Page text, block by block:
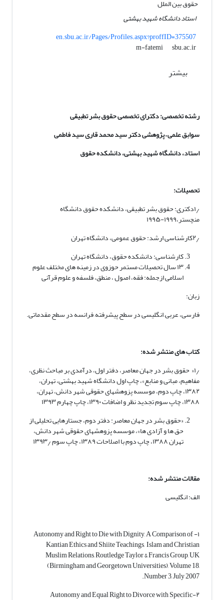
حقوق بین الملل
استاد دانشگاه شهید بهشتی
en.sbu.ac.ir/Pages/Profiles.aspx?proffID=375507
m-fatemi
sbu.ac.ir
بیشتر
رشته تخصصی: دکترای تخصصی حقوق بشر تطبیقی
سوابق علمی – پژوهشی دکتر سید محمد قاری سید فاطمی
استاد، دانشگاه شهید بهشتی، دانشکده حقوق
تحصیلات:
۱٫دکتری: حقوق بشر تطبیقی، دانشکده حقوق دانشگاه
منچستر،۱۹۹۹-۱۹۹۵
۲٫کارشناسی ارشد: حقوق عمومی، دانشگاه تهران
کارشناسی: دانشکده حقوق، دانشگاه تهران
۱۳ سال تحصیلات مستمر حوزوی در زمینه های مختلف علوم
اسلامی ازجمله: فقه، اصول ، منطق، فلسفه و علوم قرآنی
زبان:
فارسی، عربی, انگلیسی در سطح پیشرفته, فرانسه در سطح مقدماتی.
کتاب های منتشر شده:
۱٫« حقوق بشر در جهان معاصر، دفتر اول، درآمدی بر مباحث نظری،
مفاهیم، مبانی و منابع»، چاپ اول دانشگاه شهید بهشتی، تهران،
۱۳۸۲، چاپ دوم، موسسه پزوهشهای حقوقی شهر دانش، تهران،
۱۳۸۸، چاپ سوم تجدید نظر و اضافات ۱۳۹۰، چاپ چهارم ۱۳۹۳
«حقوق بشر در جهان معاصر: دفتر دوم، جستارهایی تحلیلی از
حق ها و آزادی ها»، موسسه پزوهشهای حقوقی شهر دانش،
تهران ۱۳۸۸، چاپ دوم با اصلاحات ۱۳۸۹، چاپ سوم ۱۳۹۳٫
مقالات منتشر شده:
الف: انگلیسی
۱- Autonomy and Right to Die with Dignity, A Comparison of
Kantian Ethics and Shiite Teachings, Islam and Christian
Muslim Relations, Routledge Taylor & Francis Group, UK
(Birmingham and Georgetown Universities), Volume 18,
Number 3, July 2007.
۲-Autonomy and Equal Right to Divorce with Specific